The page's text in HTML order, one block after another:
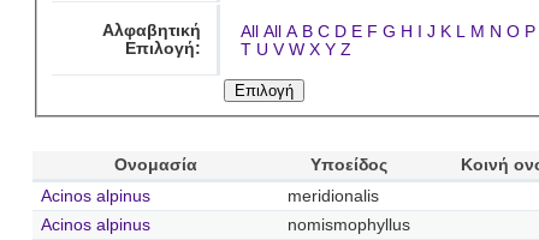
Αλφαβητική
Επιλογή:
All All A B C D E F G H I J K L M N O P
T U V W X Y Z
Ονομασία Υποείδος
Κοινή
Acinos alpinus
meridionalis
Acinos alpinus
nomismophyllus